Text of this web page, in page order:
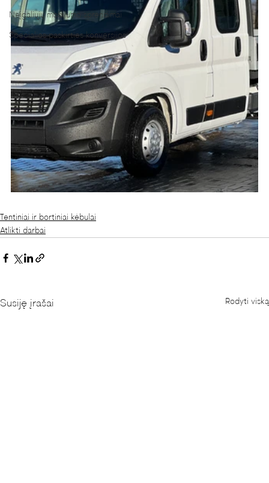
Neįgaliųjų mobilumo sprendimai
Specialios paskirties konversijos
Tentiniai ir bortiniai kėbulai
Atlikti darbai
Susiję įrašai Rodyti viską